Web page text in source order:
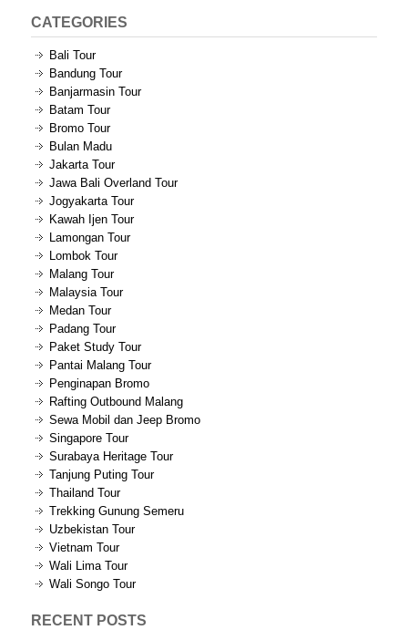
CATEGORIES
Bali Tour
Bandung Tour
Banjarmasin Tour
Batam Tour
Bromo Tour
Bulan Madu
Jakarta Tour
Jawa Bali Overland Tour
Jogyakarta Tour
Kawah Ijen Tour
Lamongan Tour
Lombok Tour
Malang Tour
Malaysia Tour
Medan Tour
Padang Tour
Paket Study Tour
Pantai Malang Tour
Penginapan Bromo
Rafting Outbound Malang
Sewa Mobil dan Jeep Bromo
Singapore Tour
Surabaya Heritage Tour
Tanjung Puting Tour
Thailand Tour
Trekking Gunung Semeru
Uzbekistan Tour
Vietnam Tour
Wali Lima Tour
Wali Songo Tour
RECENT POSTS